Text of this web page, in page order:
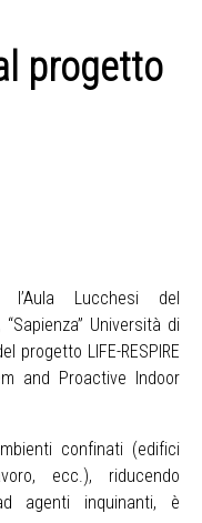
progetto
Lucchesi del
Università di
progetto LIFE-RESPIRE
and Proactive Indoor
confinati (edifici
ecc.), riducendo
agenti inquinanti, è